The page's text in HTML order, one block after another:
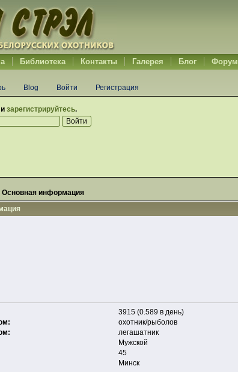
Библиотека Контакты Галерея Блог Форум
Blog Войти Регистрация
зарегистрируйтесь.
Основная информация
3915 (0.589 в день)
охотник/рыболов
легашатник
Мужской
45
Минск